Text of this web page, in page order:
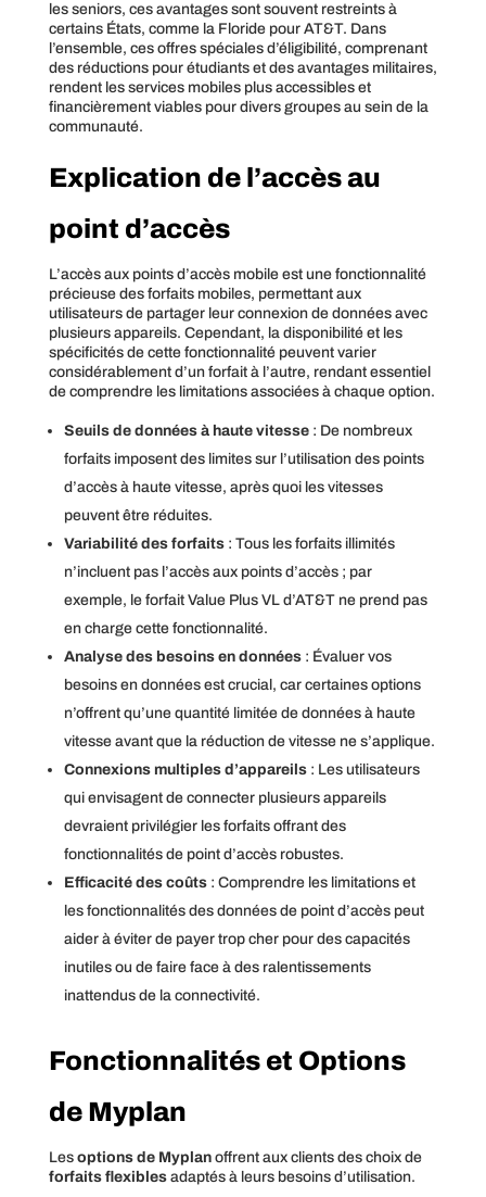
les seniors, ces avantages sont souvent restreints à
certains États, comme la Floride pour AT&T. Dans
l’ensemble, ces offres spéciales d’éligibilité, comprenant
des réductions pour étudiants et des avantages militaires,
rendent les services mobiles plus accessibles et
financièrement viables pour divers groupes au sein de la
communauté.
Explication de l’accès au
point d’accès
L’accès aux points d’accès mobile est une fonctionnalité
précieuse des forfaits mobiles, permettant aux
utilisateurs de partager leur connexion de données avec
plusieurs appareils. Cependant, la disponibilité et les
spécificités de cette fonctionnalité peuvent varier
considérablement d’un forfait à l’autre, rendant essentiel
de comprendre les limitations associées à chaque option.
Seuils de données à haute vitesse : De nombreux
forfaits imposent des limites sur l’utilisation des points
d’accès à haute vitesse, après quoi les vitesses
peuvent être réduites.
Variabilité des forfaits : Tous les forfaits illimités
n’incluent pas l’accès aux points d’accès ; par
exemple, le forfait Value Plus VL d’AT&T ne prend pas
en charge cette fonctionnalité.
Analyse des besoins en données : Évaluer vos
besoins en données est crucial, car certaines options
n’offrent qu’une quantité limitée de données à haute
vitesse avant que la réduction de vitesse ne s’applique.
Connexions multiples d’appareils : Les utilisateurs
qui envisagent de connecter plusieurs appareils
devraient privilégier les forfaits offrant des
fonctionnalités de point d’accès robustes.
Efficacité des coûts : Comprendre les limitations et
les fonctionnalités des données de point d’accès peut
aider à éviter de payer trop cher pour des capacités
inutiles ou de faire face à des ralentissements
inattendus de la connectivité.
Fonctionnalités et Options
de Myplan
Les options de Myplanoffrent aux clients des choix de
forfaits flexiblesadaptés à leurs besoins d’utilisation.